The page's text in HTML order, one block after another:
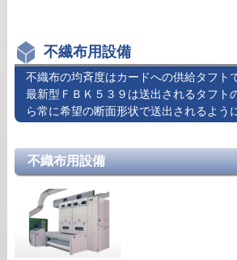
不繊布用設備
不織布の均斉度はカードへの供給タフト
最新型ＦＢＫ５３９は送出されるタフト
ら常に希望の断面形状で送出されるよう
不織布用設備